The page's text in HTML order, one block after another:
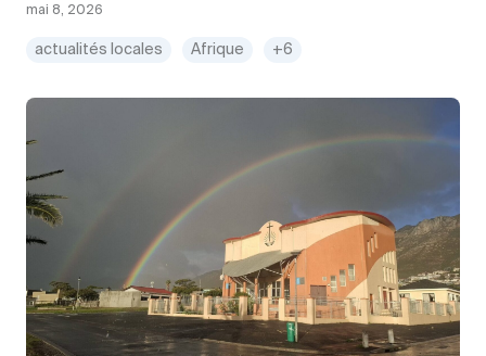
mai 8, 2026
actualités locales Afrique +6